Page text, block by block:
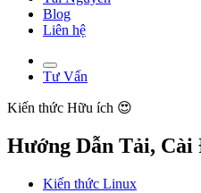
Blog
Liên hệ
Tư Vấn
Kiến thức Hữu ích 😍
Hướng Dẫn Tải,
Kiến thức Linux